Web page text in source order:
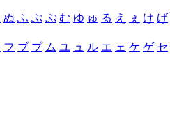
ぬ ふ ぶ ぷ む ゆ ゅ る え ぇ け げ
フ ブ プ ム ユ ュ ル エ ェ ケ ゲ セ